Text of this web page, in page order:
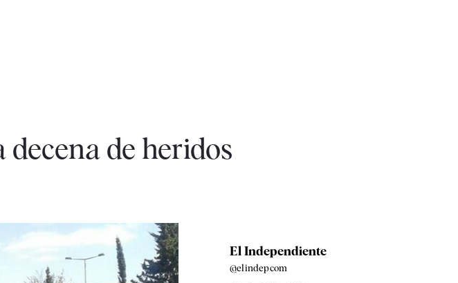
de heridos
El Independiente
@elindepcom